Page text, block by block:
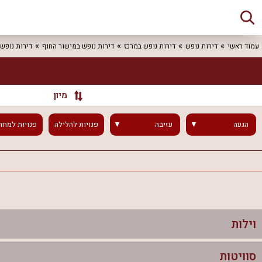
עמוד ראשי דירות נופש דירות נופש במרכז דירות נופש במישור החוף דירות
מיון
הגעה עזיבה פנויותלהלילה פנויות
וילות
סוויטות